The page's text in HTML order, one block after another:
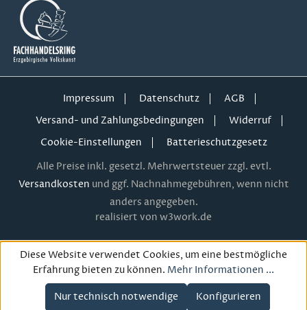
Impressum Datenschutz
AGB
Versand- und Zahlungsbedingungen
Widerruf
Cookie-Einstellungen
Batterieschutzgesetz
Alle Preise inkl. gesetzl. Mehrwertsteuer zzgl. evtl.
Versandkosten und ggf. Nachnahmegebühren, wenn nicht
anders angegeben.
realisiert von w3work.de
Diese Website verwendet Cookies, um eine bestmögliche
Erfahrung bieten zu können. Mehr Informationen ...
Nur technisch notwendige Konfigurieren